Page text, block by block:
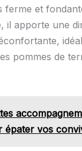
et
il apporte une
pommes de
épater vos